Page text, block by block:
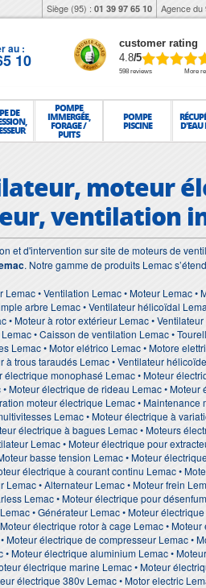
Siège (95) : 01 39 97 65 10 Agence du
au :
10
customer rating
4.8/5
598 reviews More
DE POMPE
IMMERGÉE,
FORAGE /
PUITS
POMPE
PISCINE D'EAU
moteur
ventilation
et d'intervention sur site de moteurs de
. Notre gamme de produits Lemac
Lemac • Ventilation Lemac • Moteur Lemac
arbre Lemac • Ventilateur hélicoïdal
• Moteur à rotor extérieur Lemac •
• Caisson de ventilation Lemac •
Lemac • Motor elétrico Lemac • Motore
à trous taraudés Lemac • Ventilateur
monophasé Lemac • Moteur
Moteur électrique de rideau Lemac •
moteur électrique Lemac •
Lemac • Moteur électrique à
électrique à bagues Lemac • Moteurs
Lemac • Moteur électrique pour
basse tension Lemac • Moteur
électrique à courant continu Lemac •
• Alternateur Lemac • Moteur frein
Lemac • Moteur électrique pour
• Générateur Lemac • Moteur
électrique rotor à cage Lemac •
Moteur électrique de compresseur Lemac •
Moteur électrique aluminium Lemac •
électrique marine Lemac • Moteur
électrique 380v Lemac • Motor electric